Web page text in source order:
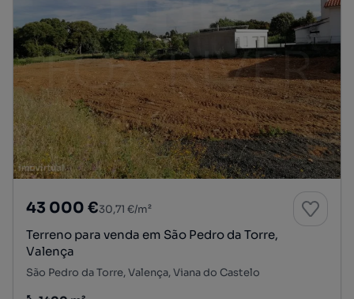
43 000 €30,71 €/m²
Terreno para venda em São Pedro da Torre,
Valença
São Pedro da Torre, Valença, Viana do Castelo